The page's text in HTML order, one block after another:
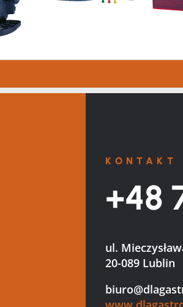
KONTAKT
+48
ul.
20-089 Lublin